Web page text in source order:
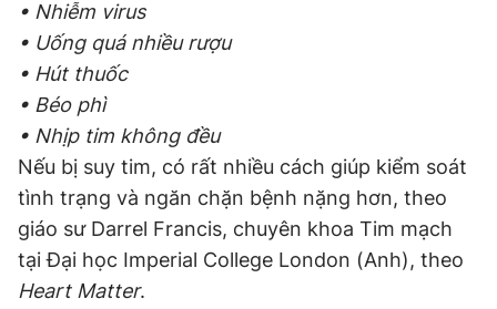
• Nhiễm virus
• Uống quá nhiều rượu
• Hút thuốc
• Béo phì
• Nhịp tim không đều
Nếu bị suy tim, có rất nhiều cách giúp kiểm soát
tình trạng và ngăn chặn bệnh nặng hơn, theo
giáo sư Darrel Francis, chuyên khoa Tim mạch
tại Đại học Imperial College London (Anh), theo
Heart Matter.